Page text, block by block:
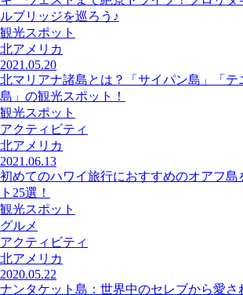
ルブリッジを巡ろう♪
観光スポット
北アメリカ
2021.05.20
北マリアナ諸島とは？「サイパン島」「テ
島」の観光スポット！
観光スポット
アクティビティ
北アメリカ
2021.06.13
初めてのハワイ旅行におすすめのオアフ島
ト25選！
観光スポット
グルメ
アクティビティ
北アメリカ
2020.05.22
ナンタケット島：世界中のセレブから愛さ